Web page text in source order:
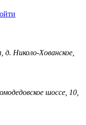
д. Николо-Хованское,
шоссе, 10,